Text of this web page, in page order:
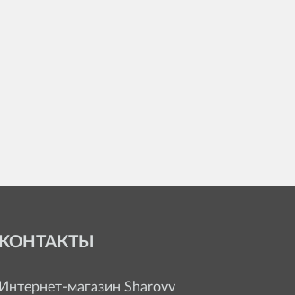
КОНТАКТЫ
Интернет-магазин Sharovv